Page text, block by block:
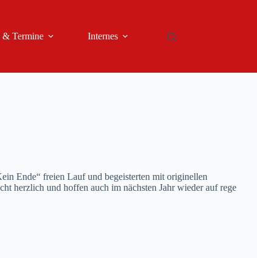
& Termine Internes
Ende“ freien Lauf und begeisterten mit originellen
herzlich und hoffen auch im nächsten Jahr wieder auf rege